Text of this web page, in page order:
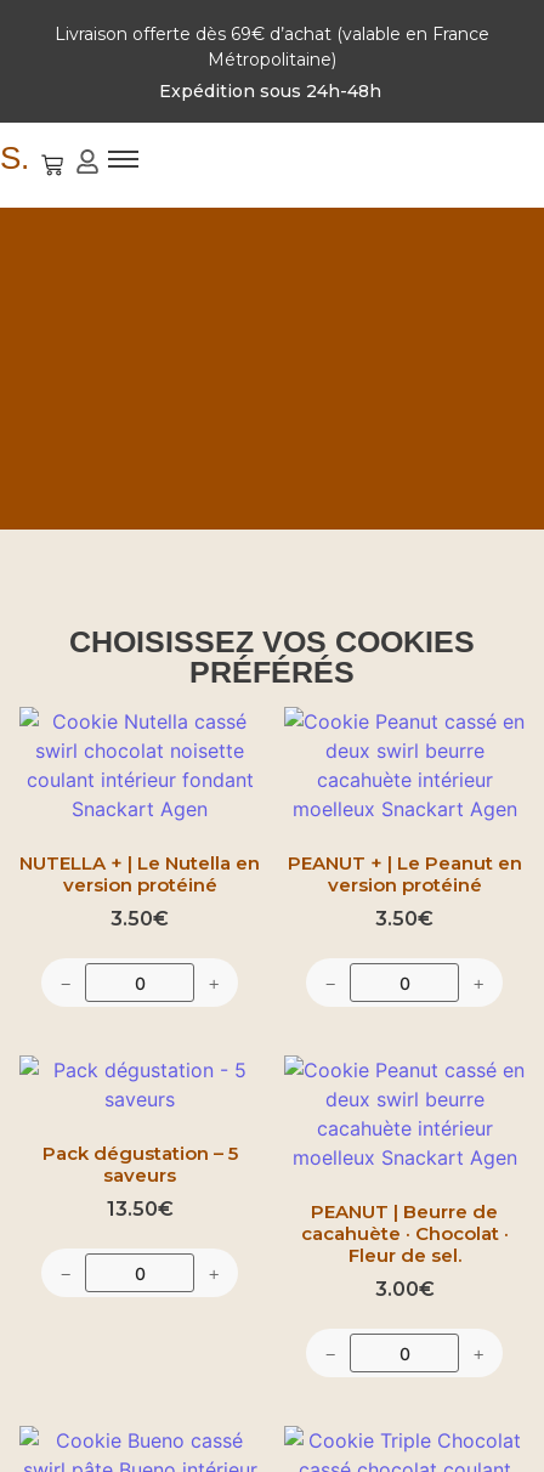
Livraison offerte dès 69€ d’achat (valable en France
Métropolitaine)
Expédition sous 24h-48h
S.
Nos cookies
CHOISISSEZ VOS COOKIES
PRÉFÉRÉS
NUTELLA + | Le Nutella en
version protéiné
3.50€
− +
PEANUT + | Le Peanut en
version protéiné
3.50€
− +
Pack dégustation – 5
saveurs
13.50€
− +
PEANUT | Beurre de
cacahuète · Chocolat ·
Fleur de sel.
3.00€
− +